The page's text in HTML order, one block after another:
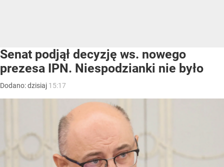
Senat podjął decyzję ws. nowego
prezesa IPN. Niespodzianki nie było
Dodano:dzisiaj 15:17